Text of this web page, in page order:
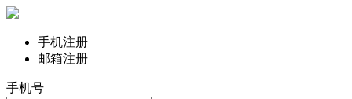
手机注册
邮箱注册
手机号